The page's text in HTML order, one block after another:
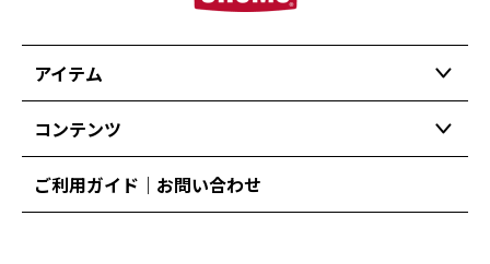
アイテム
コンテンツ
ご利用ガイド｜お問い合わせ